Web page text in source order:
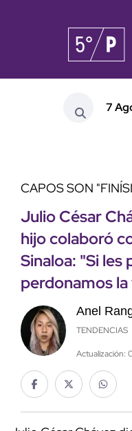
7
CAPOS SON
Julio César
hijo colaboró
Sinaloa: "Si les
perdonamos la
Anel
TENDENCIAS
Actualización: